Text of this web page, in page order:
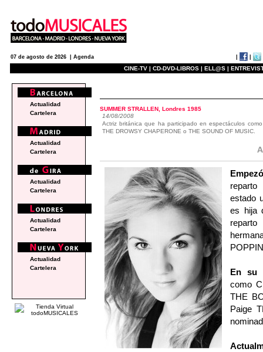
07 de agosto de 2026 | Agenda
CINE-TV | CD-DVD-LIBROS | ELL@S |
SUMMER STRALLEN, Londres 1985
14/08/2008
Actriz británica que ha participado en espectáculos
THE DROWSY CHAPERONE o THE SOUND OF MUSIC.
reparto
estado
es hija
En su
como
THE
Paige
Actualidad
Cartelera
Actualidad
Cartelera
Actualidad
Cartelera
Actualidad
Cartelera
Actualidad
Cartelera